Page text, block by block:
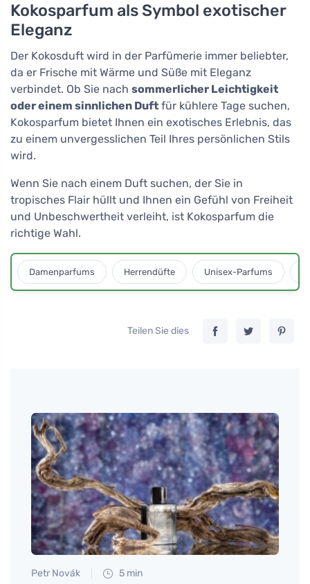
Kokosparfum als Symbol exotischer
Eleganz
Der Kokosduft wird in der Parfümerie immer beliebter,
da er Frische mit Wärme und Süße mit Eleganz
verbindet. Ob Sie nach sommerlicher Leichtigkeit
oder einem sinnlichen Duft für kühlere Tage suchen,
Kokosparfum bietet Ihnen ein exotisches Erlebnis, das
zu einem unvergesslichen Teil Ihres persönlichen Stils
wird.
Wenn Sie nach einem Duft suchen, der Sie in
tropisches Flair hüllt und Ihnen ein Gefühl von Freiheit
und Unbeschwertheit verleiht, ist Kokosparfum die
richtige Wahl.
Damenparfums Herrendüfte Unisex-Parfums
Teilen Sie dies
Petr Novák 5 min